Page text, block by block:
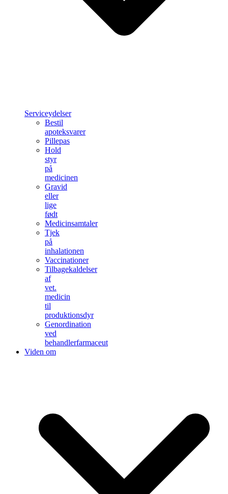
Serviceydelser
Bestil
apoteksvarer
Pillepas
Hold
styr
på
medicinen
Gravid
eller
lige
født
Medicinsamtaler
Tjek
på
inhalationen
Vaccinationer
Tilbagekaldelser
af
vet.
medicin
til
produktionsdyr
Genordination
ved
behandlerfarmaceut
Viden om